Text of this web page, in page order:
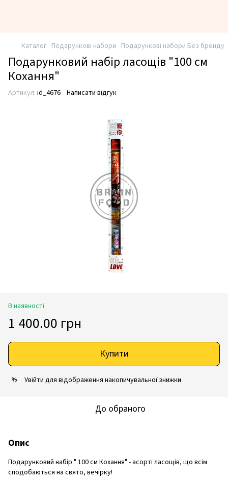
Каталог Подарункові набори Подарункові набори Без бренду
Подарунковий набір ласощів "100 см
Кохання"
Артикул: id_4676 Написати відгук
В наявності
1 400.00 грн
Купити
% Увійти для відображення накопичувальної знижки
До обраного
Опис
Подарунковий набір " 100 см Кохання" - асорті ласощів, що всім
сподобаються на свято, вечірку!